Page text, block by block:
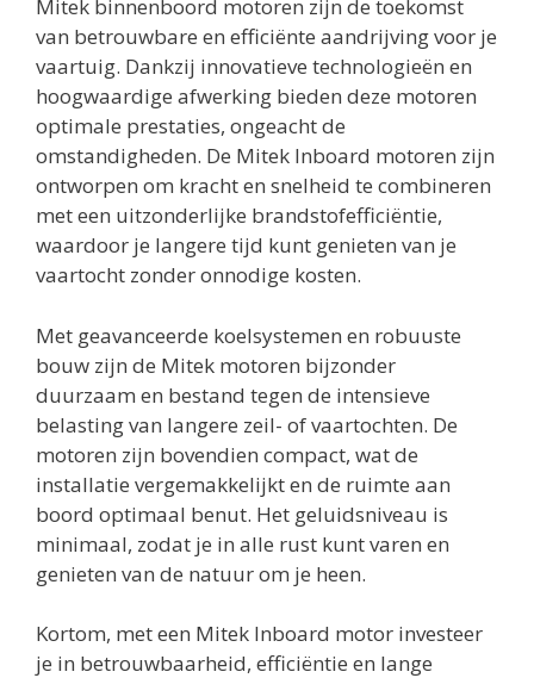
Mitek binnenboord motoren zijn de toekomst
van betrouwbare en efficiënte aandrijving voor je
vaartuig. Dankzij innovatieve technologieën en
hoogwaardige afwerking bieden deze motoren
optimale prestaties, ongeacht de
omstandigheden. De Mitek Inboard motoren zijn
ontworpen om kracht en snelheid te combineren
met een uitzonderlijke brandstofefficiëntie,
waardoor je langere tijd kunt genieten van je
vaartocht zonder onnodige kosten.
Met geavanceerde koelsystemen en robuuste
bouw zijn de Mitek motoren bijzonder
duurzaam en bestand tegen de intensieve
belasting van langere zeil- of vaartochten. De
motoren zijn bovendien compact, wat de
installatie vergemakkelijkt en de ruimte aan
boord optimaal benut. Het geluidsniveau is
minimaal, zodat je in alle rust kunt varen en
genieten van de natuur om je heen.
Kortom, met een Mitek Inboard motor investeer
je in betrouwbaarheid, efficiëntie en lange